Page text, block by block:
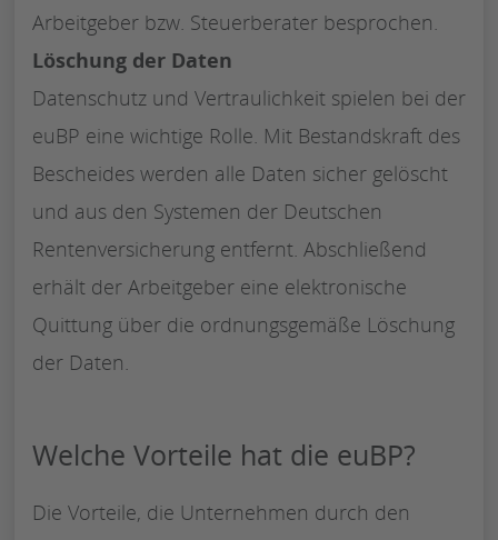
Arbeitgeber bzw. Steuerberater besprochen.
Löschung der Daten
Datenschutz und Vertraulichkeit spielen bei der
euBP eine wichtige Rolle. Mit Bestandskraft des
Bescheides werden alle Daten sicher gelöscht
und aus den Systemen der Deutschen
Rentenversicherung entfernt. Abschließend
erhält der Arbeitgeber eine elektronische
Quittung über die ordnungsgemäße Löschung
der Daten.
Welche Vorteile hat die euBP?
Die Vorteile, die Unternehmen durch den